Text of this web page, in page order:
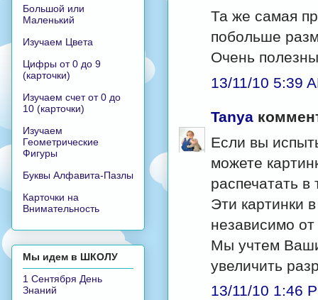
Та же самая
побольше
Очень
13/11/10 5:39
Tanya
Если вы
можете
распечатать
Эти картинки
независимо от
Мы учтем
увеличить
13/11/10 1:46
Большой или
Маленький
Изучаем Цвета
Цифры от 0 до 9
(карточки)
Изучаем счет от 0 до
10 (карточки)
Изучаем
Геометрические
Фигуры
Буквы Алфавита-Пазлы
Карточки на
Внимательность
Мы идем в ШКОЛУ
1 Сентября День
Знаний